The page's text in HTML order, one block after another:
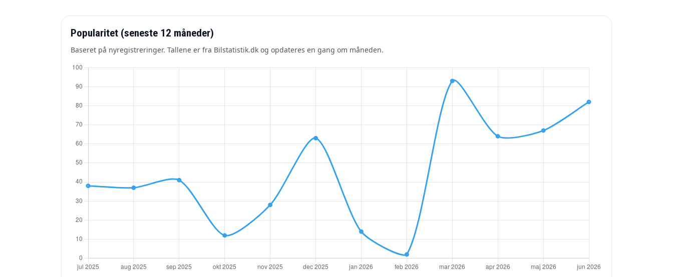
Popularitet (seneste 12 måneder)
Baseret på nyregistreringer. Tallene er fra Bilstatistik.dk og opdateres en gang om måneden.